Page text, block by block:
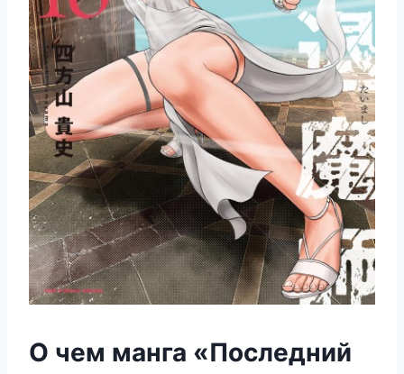
О чем манга «Последний